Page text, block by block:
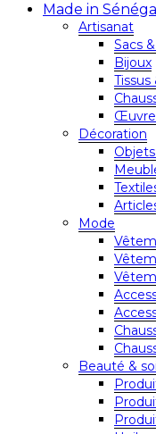
Made in Sénégal
Artisanat
Sacs
Bijoux
Décoration
Mode
Beauté &